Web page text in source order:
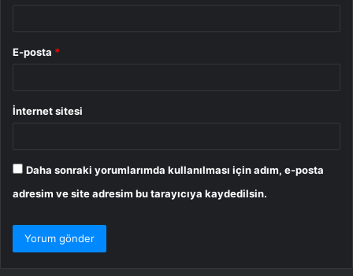
E-posta *
İnternet sitesi
Daha sonraki yorumlarımda kullanılması için adım, e-posta
adresim ve site adresim bu tarayıcıya kaydedilsin.